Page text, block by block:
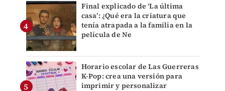
Final explicado de ‘La última
casa’: ¿Qué era la criatura que
tenía atrapada a la familia en la
película de Ne
Horario escolar de Las Guerreras
K-Pop: crea una versión para
imprimir y personalizar